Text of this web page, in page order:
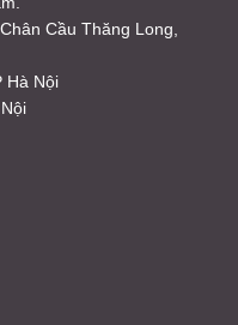
Cầu Thăng Long,
Hà Nội